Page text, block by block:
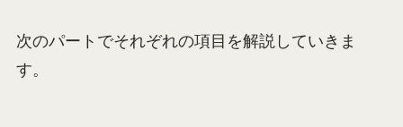
次のパートでそれぞれの項目を解説していきま
す。